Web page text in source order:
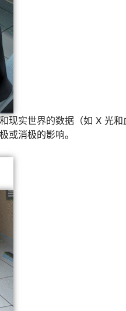
现实世界的数据（如 X 光
或消极的影响。